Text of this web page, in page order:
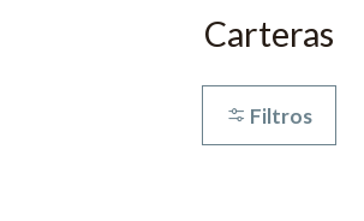
Carteras
Filtros